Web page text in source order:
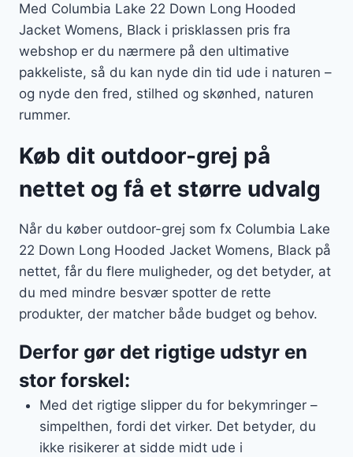
Med Columbia Lake 22 Down Long Hooded
Jacket Womens, Black i prisklassen pris fra
webshop er du nærmere på den ultimative
pakkeliste, så du kan nyde din tid ude i naturen –
og nyde den fred, stilhed og skønhed, naturen
rummer.
Køb dit outdoor-grej på
nettet og få et større udvalg
Når du køber outdoor-grej som fx Columbia Lake
22 Down Long Hooded Jacket Womens, Black på
nettet, får du flere muligheder, og det betyder, at
du med mindre besvær spotter de rette
produkter, der matcher både budget og behov.
Derfor gør det rigtige udstyr en
stor forskel:
Med det rigtige slipper du for bekymringer –
simpelthen, fordi det virker. Det betyder, du
ikke risikerer at sidde midt ude i